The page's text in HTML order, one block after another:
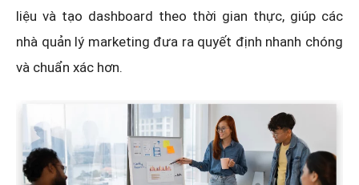
liệu và tạo dashboard theo thời gian thực, giúp các
nhà quản lý marketing đưa ra quyết định nhanh chóng
và chuẩn xác hơn.